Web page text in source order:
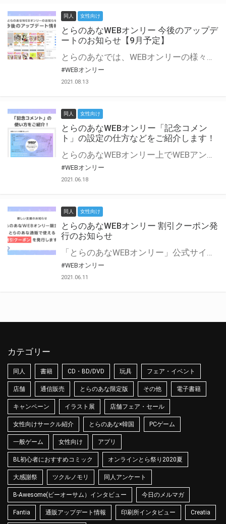
同人 女性向け
とらのあなWEBオンリー 今後のアップデ
ートのお知らせ【9月予定】
とらのあなでは、WEBオンリーの様々な支援を実施しています。 今回は2021年9月に実装を予定しているアップデート情報についてご紹介いたします。 とらのあなWEBオンリーサイトはこちら
#WEBオンリー
2021.08.13
同人 女性向け
とらのあなWEBオンリー「記念コメン
ト」の設定の仕方などをご紹介します！
とらのあなWEBオンリー上でWEBアンソロジーが作成できる「記念コメント」について、その使い方や作成手順を解説します！ 支援タイプを「サークル参加型」「サークル参加型・マルシェ(イベント会場)機能付き」でお申し込みいただいている主催者様はぜひご活用ください♪ とらのあなWEBオンリーサイトはこちら
#WEBオンリー
2021.06.18
同人 女性向け
とらのあなWEBオンリー 割引クーポン発
行のお知らせ
「とらのあなWEBオンリー」公式サイトでとらのあな通販の「割引クーポン」を配布中！ イベントごとに開催当日限定で使える割引クーポンのシリアルコードを発行します。 とらのあなWEBオンリーのページをチェックして、イベント当日にお得にお買い物を楽しみましょう♪ ※本キャンペーンは予告なく終了する場合がございます。 とらのあなWEBオンリーサイトはこちら
#WEBオンリー
2021.06.11
カテゴリー
同人 書籍 CD・BD/DVD 玩具 フェア・イベント
店舗 通信販売 とらのあな限定版 その他 電子書籍
キャンペーン イラスト展 店舗フェア・セール
女性向けサークル紹介 とらのあな×韓国 PCゲーム
一般ゲーム 女性向け アプリ
BL初心者におすすめコミック オンラインとら祭り2020夏
大感謝祭 ツクルノモリ 同人アンケート
B-Awesome(ビーオーサム）インタビュー 今日のメルマガ
Fantia 通販アップデート情報 印刷所インタビュー Creatia